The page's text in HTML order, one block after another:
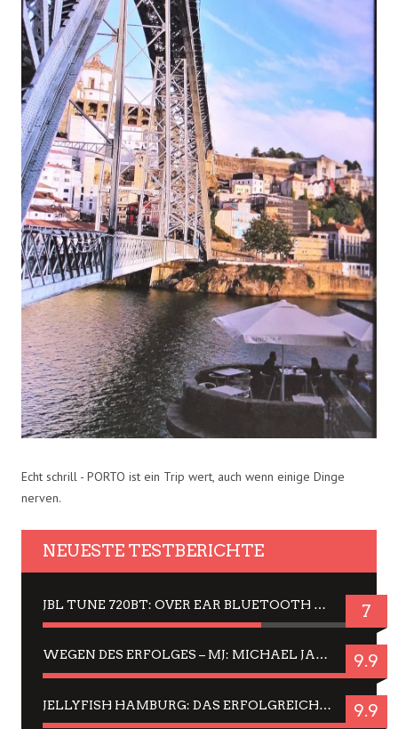
Echt schrill - PORTO ist ein Trip wert, auch wenn einige Dinge
nerven.
NEUESTE TESTBERICHTE
JBL TUNE 720BT: OVER EAR BLUETOOTH KOPFHÖRER UM DIE 50,-€ IM DAUER-TEST 7
WEGEN DES ERFOLGES – MJ: MICHAEL JACKSON MUSICAL IN EINER MATINEE SEHEN 9.9
JELLYFISH HAMBURG: DAS ERFOLGREICHE SOMMER-MENÜ 2025 IN GEFÜHLEN UND BILDERN 9.9